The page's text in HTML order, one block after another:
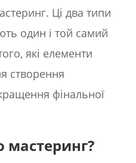
Ці два типи
один і той самий
які елементи
створення
фінальної
мастеринг?